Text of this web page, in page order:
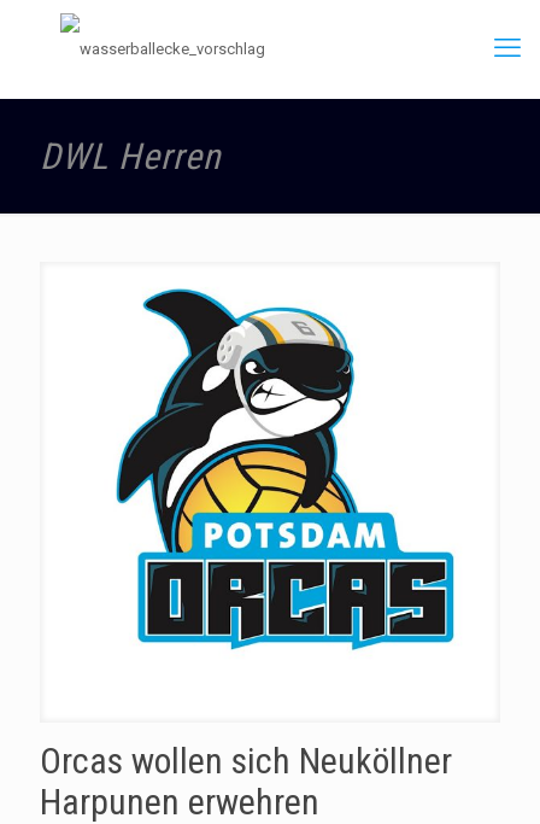
DWL Herren
Orcas wollen sich Neuköllner
Harpunen erwehren